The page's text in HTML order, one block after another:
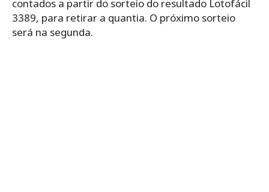
contados a partir do sorteio do resultado Lotofácil
3389, para retirar a quantia. O próximo sorteio
será na segunda.